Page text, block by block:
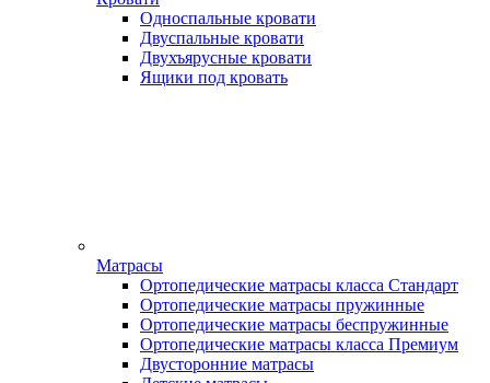
Односпальные кровати
Двуспальные кровати
Двухъярусные кровати
Ящики под кровать
Матрасы
Ортопедические матрасы класса Стандарт
Ортопедические матрасы пружинные
Ортопедические матрасы беспружинные
Ортопедические матрасы класса Премиум
Двусторонние матрасы